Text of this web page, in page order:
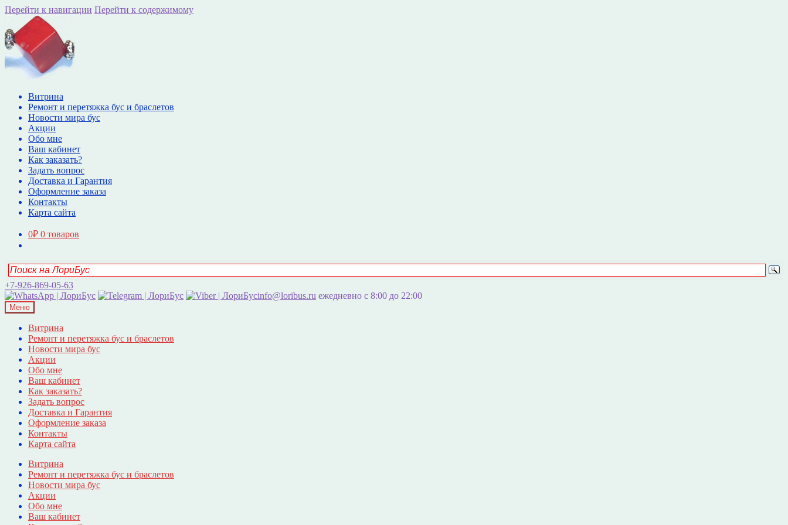
Перейти к навигации Перейти к содержимому
Витрина
Ремонт и перетяжка бус и браслетов
Новости мира бус
Акции
Обо мне
Ваш кабинет
Как заказать?
Задать вопрос
Доставка и Гарантия
Оформление заказа
Контакты
Карта сайта
0₽ 0 товаров
+7-926-869-05-63
info@loribus.ru ежедневно с 8:00 до 22:00
Меню
Витрина
Ремонт и перетяжка бус и браслетов
Новости мира бус
Акции
Обо мне
Ваш кабинет
Как заказать?
Задать вопрос
Доставка и Гарантия
Оформление заказа
Контакты
Карта сайта
Витрина
Ремонт и перетяжка бус и браслетов
Новости мира бус
Акции
Обо мне
Ваш кабинет